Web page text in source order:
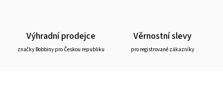
Výhradní prodejce
značky Bobbiny pro Českou republiku
Věrnostní slevy
pro registrované zákazníky